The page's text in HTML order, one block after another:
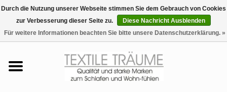
0 Artikel - €0,00
Durch die Nutzung unserer Webseite stimmen Sie dem Gebrauch von Cookies
zur Verbesserung dieser Seite zu.
Diese Nachricht Ausblenden
Für weitere Informationen beachten Sie bitte unsere Datenschutzerklärung. »